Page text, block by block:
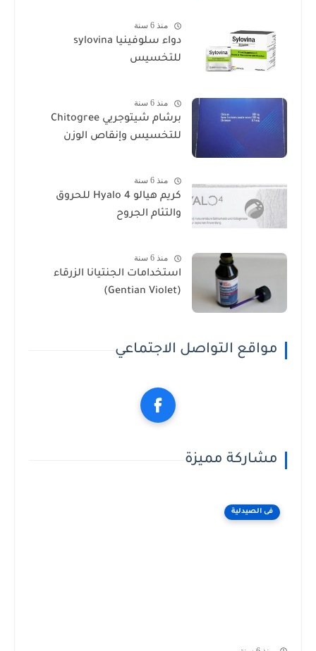
منذ 6 سنة
دواء سلوفينيا sylovina
للتخسيس
منذ 6 سنة
برشام شيتوجريي Chitogree
للتخسيس وإنقاص الوزن
منذ 6 سنة
كريم هيالو 4 Hyalo للحروق
والتئام الجروح
منذ 6 سنة
استخدامات الجنتيانا الزرقاء
(Gentian Violet)
مواقع التواصل الاجتماعي
مشاركة مميزة
فى الصيدلية